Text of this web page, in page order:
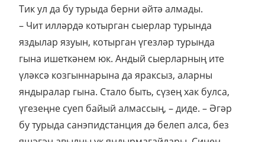
Тик ул да бу турыда берни әйтә алмады.
– Чит илләрдә котырган сыерлар турында
яздылар язуын, котырган үгезләр турында
гына ишеткәнем юк. Андый сыерларның ите
үләксә козгыннарына да яраксыз, аларны
яндыралар гына. Стало быть, сүзең хак булса,
үгезеңне суеп байый алмассың, – диде. – Әгәр
бу турыда санэпидстанция дә белеп алса, без